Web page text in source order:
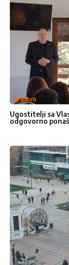
Pišite
nam
Ime*
Ime
Društvo
Ugostitelji sa
odgovorno